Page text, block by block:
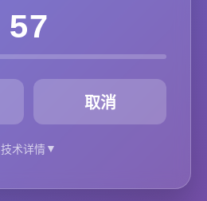
57
取消
技术详情▼